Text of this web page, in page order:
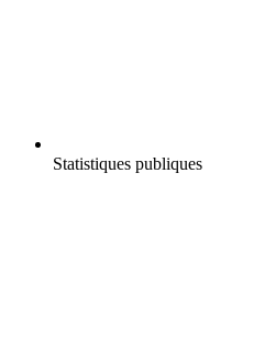
Statistiques publiques